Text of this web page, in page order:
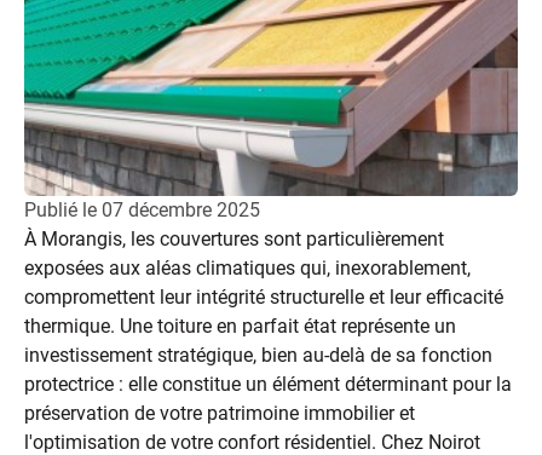
Publié le 07 décembre 2025
À Morangis, les couvertures sont particulièrement
exposées aux aléas climatiques qui, inexorablement,
compromettent leur intégrité structurelle et leur efficacité
thermique. Une toiture en parfait état représente un
investissement stratégique, bien au-delà de sa fonction
protectrice : elle constitue un élément déterminant pour la
préservation de votre patrimoine immobilier et
l'optimisation de votre confort résidentiel. Chez Noirot